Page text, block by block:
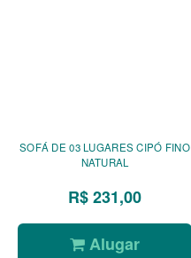
SOFÁ DE 03 LUGARES CIPÓ FINO
NATURAL
R$ 231,00
Alugar